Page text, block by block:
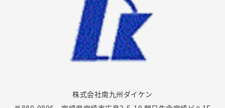
株式会社南九州ダイケン